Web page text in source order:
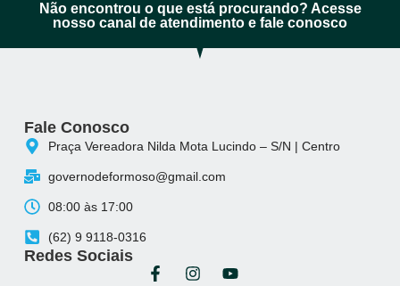
Não encontrou o que está procurando? Acesse
nosso canal de atendimento e fale conosco
Fale Conosco
Praça Vereadora Nilda Mota Lucindo – S/N | Centro
governodeformoso@gmail.com
08:00 às 17:00
(62) 9 9118-0316
Redes Sociais